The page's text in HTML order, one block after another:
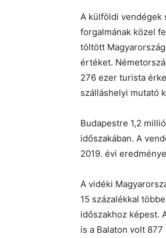
A külföldi vendégek
forgalmának közel
töltött
értéket.
276 ezer turista
szálláshelyi mutató
Budapestre 1,2
időszakában. A
2019. évi
A vidéki
15 százalékkal
időszakhoz képest.
is a Balaton volt